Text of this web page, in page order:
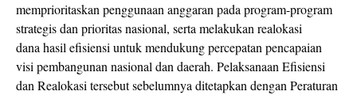
memprioritaskan penggunaan anggaran pada program-program
strategis dan prioritas nasional, serta melakukan realokasi
dana hasil efisiensi untuk mendukung percepatan pencapaian
visi pembangunan nasional dan daerah. Pelaksanaan Efisiensi
dan Realokasi tersebut sebelumnya ditetapkan dengan Peraturan